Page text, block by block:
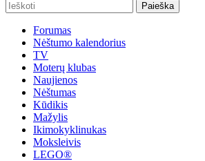
Paieška
Forumas
Nėštumo kalendorius
TV
Moterų klubas
Naujienos
Nėštumas
Kūdikis
Mažylis
Ikimokyklinukas
Moksleivis
LEGO®